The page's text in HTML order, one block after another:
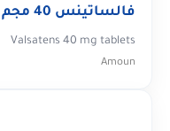
فالساتينس 40 مجم اقراص
Valsatens 40 mg tablets
Amoun